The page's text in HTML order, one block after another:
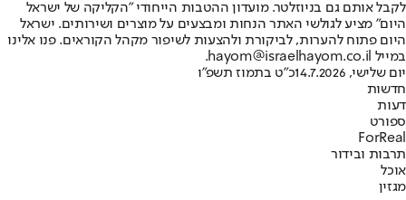
לקבל אותם גם בניוזלטר. מועדון ההטבות הייחודי "הקליקה של ישראל
היום" מציע לגולשי האתר הנחות ומבצעים על מוצרים ושירותים. ישראל
היום פתוח להערות, לביקורת ולהצעות לשיפור מקהל הקוראים. פנו אלינו
במייל hayom@israelhayom.co.il.
יום שלישי, 14.7.2026
כ"ט בתמוז תשפ"ו
חדשות
דעות
ספורט
ForReal
תרבות ובידור
אוכל
מגזין